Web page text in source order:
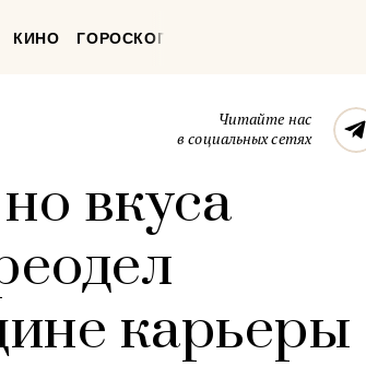
КИНО ГОРОСКОП
Читайте нас
в социальных сетях
вкуса
карьеры